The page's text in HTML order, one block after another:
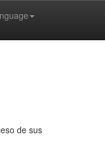
de sus